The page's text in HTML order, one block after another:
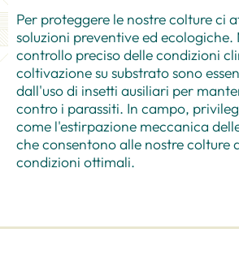
Per proteggere le nostre colture ci
soluzioni preventive ed ecologiche.
controllo preciso delle condizioni
coltivazione su substrato sono
dall'uso di insetti ausiliari per
contro i parassiti. In campo,
come l'estirpazione meccanica
che consentono alle nostre colture
condizioni ottimali.